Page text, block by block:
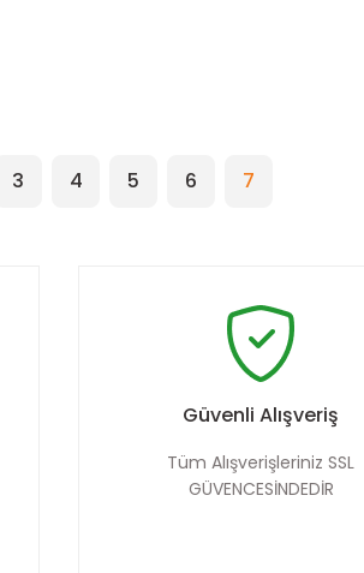
3 4 5 6 7
Güvenli Alışveriş
Tüm Alışverişleriniz SSL
GÜVENCESİNDEDİR